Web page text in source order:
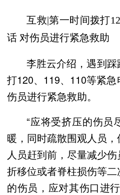
互救|第一时间拨打
话 对伤员进行紧急救助
李胜云介绍，遇到
打120、119、110等紧
伤员进行紧急救助。
“应将受挤压的伤员
暖，同时疏散围观人员
人员赶到前，尽量减少
折移位或者脊柱损伤等
的伤员，应对其伤口进